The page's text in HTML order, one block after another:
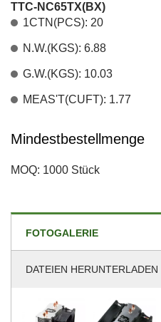
TTC-NC65TX(BX)
1CTN(PCS): 20
N.W.(KGS): 6.88
G.W.(KGS): 10.03
MEAS'T(CUFT): 1.77
Mindestbestellmenge
MOQ: 1000 Stück
FOTOGALERIE
DATEIEN HERUNTERLADEN